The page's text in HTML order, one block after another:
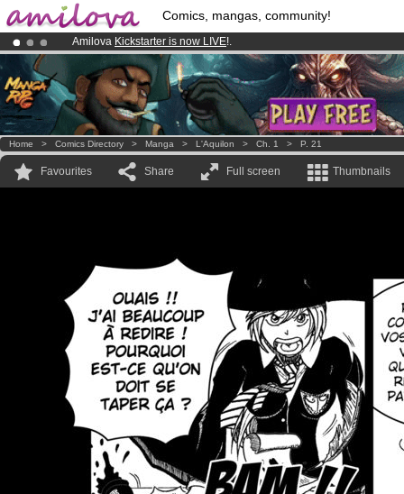
Comics, mangas, community!
Amilova Kickstarter is now LIVE!.
Premium membership from3.95 eurosper month !Get membership
Already 100000 membersand 1000 comics & mangas!.
Home > Comics Directory > Manga > L'Aquilon > Ch. 1 > P. 21
Favourites Share Full screen Thumbnails